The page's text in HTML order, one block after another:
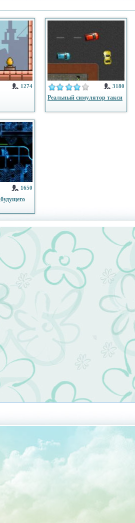
1274 3180
Реальный симулятор такси
1650